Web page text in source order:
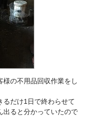
の不用品回収作業をし
るだけ1日で終わらせて
出ると分かっていたので